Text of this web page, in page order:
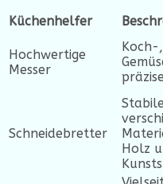
Küchenhelfer
Hochwertige
Messer
Schneidebretter
Holz